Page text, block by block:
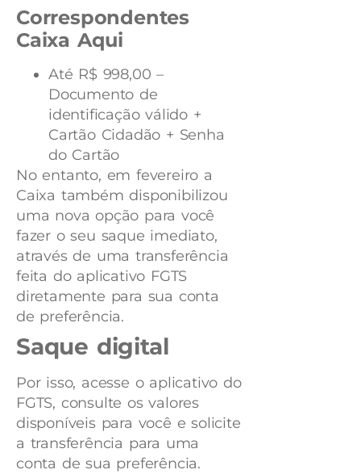
Correspondentes
Caixa Aqui
​Até R$ 998,00 –
Documento de
identificação válido +
Cartão Cidadão + Senha
do Cartão
No entanto, em fevereiro a
Caixa também disponibilizou
uma nova opção para você
fazer o seu saque imediato,
através de uma transferência
feita do aplicativo FGTS
diretamente para sua conta
de preferência.
Saque d​​​​igital
Por isso, acesse o aplicativo do
FGTS, consulte os valores
disponíveis para você e solicite
a transferência para uma
conta de sua preferência.